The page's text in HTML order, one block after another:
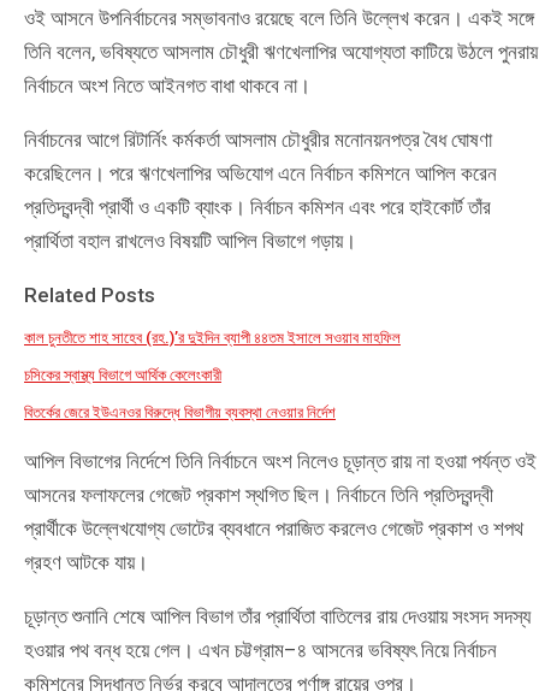
ওই আসনে উপনির্বাচনের সম্ভাবনাও রয়েছে বলে তিনি উল্লেখ করেন। একই সঙ্গে
তিনি বলেন, ভবিষ্যতে আসলাম চৌধুরী ঋণখেলাপির অযোগ্যতা কাটিয়ে উঠলে পুনরায়
নির্বাচনে অংশ নিতে আইনগত বাধা থাকবে না।
নির্বাচনের আগে রিটার্নিং কর্মকর্তা আসলাম চৌধুরীর মনোনয়নপত্র বৈধ ঘোষণা
করেছিলেন। পরে ঋণখেলাপির অভিযোগ এনে নির্বাচন কমিশনে আপিল করেন
প্রতিদ্বন্দ্বী প্রার্থী ও একটি ব্যাংক। নির্বাচন কমিশন এবং পরে হাইকোর্ট তাঁর
প্রার্থিতা বহাল রাখলেও বিষয়টি আপিল বিভাগে গড়ায়।
Related Posts
কাল চুনতীতে শাহ সাহেব (রহ.)’র দুইদিন ব্যাপী ৪৪তম ইসালে সওয়াব মাহফিল
চসিকের স্বাস্থ্য বিভাগে আর্থিক কেলেংকারী
বিতর্কের জেরে ইউএনওর বিরুদ্ধে বিভাগীয় ব্যবস্থা নেওয়ার নির্দেশ
আপিল বিভাগের নির্দেশে তিনি নির্বাচনে অংশ নিলেও চূড়ান্ত রায় না হওয়া পর্যন্ত ওই
আসনের ফলাফলের গেজেট প্রকাশ স্থগিত ছিল। নির্বাচনে তিনি প্রতিদ্বন্দ্বী
প্রার্থীকে উল্লেখযোগ্য ভোটের ব্যবধানে পরাজিত করলেও গেজেট প্রকাশ ও শপথ
গ্রহণ আটকে যায়।
চূড়ান্ত শুনানি শেষে আপিল বিভাগ তাঁর প্রার্থিতা বাতিলের রায় দেওয়ায় সংসদ সদস্য
হওয়ার পথ বন্ধ হয়ে গেল। এখন চট্টগ্রাম–৪ আসনের ভবিষ্যৎ নিয়ে নির্বাচন
কমিশনের সিদ্ধান্ত নির্ভর করবে আদালতের পূর্ণাঙ্গ রায়ের ওপর।